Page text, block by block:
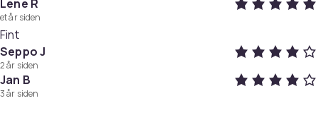
N2QAYB000078, NAQAYB000227.N2QAYB000240,
N2QAYB000399, N2QAYB000220, N2QAYB000027,
N2QAYB000322, N2QAYB000321,
N2QAYB000486, N2QAYB000103, N2QAYB000543,
N2QAYB000226,
UR76EC2803.EUR-050406.EUR-2952.EUR-50110.EUR-
Lene R
et år siden
Fint
Seppo J
2 år siden
Jan B
3 år siden